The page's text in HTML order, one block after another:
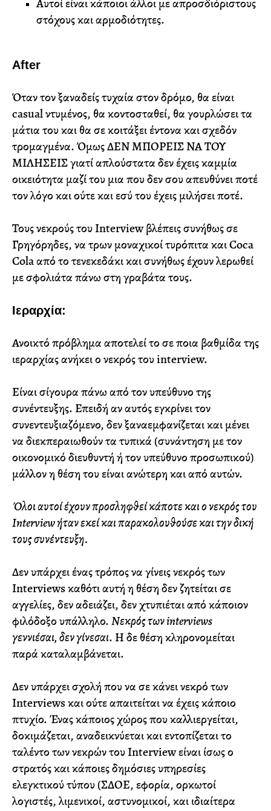
Αυτοί είναι κάποιοι άλλοι με απροσδιόριστους
στόχους και αρμοδιότητες.
After
Όταν τον ξαναδείς τυχαία στον δρόμο, θα είναι
casual ντυμένος, θα κοντοσταθεί, θα γουρλώσει τα
μάτια του και θα σε κοιτάξει έντονα και σχεδόν
τρομαγμένα. Όμως ΔΕΝ ΜΠΟΡΕΙΣ ΝΑ ΤΟΥ
ΜΙΛΗΣΕΙΣ γιατί απλούστατα δεν έχεις καμμία
οικειότητα μαζί του μια που δεν σου απευθύνει ποτέ
τον λόγο και ούτε και εσύ του έχεις μιλήσει ποτέ.
Τους νεκρούς του Interview βλέπεις συνήθως σε
Γρηγόρηδες, να τρων μοναχικοί τυρόπιτα και Coca
Cola από το τενεκεδάκι και συνήθως έχουν λερωθεί
με σφολιάτα πάνω στη γραβάτα τους.
Ιεραρχία:
Ανοικτό πρόβλημα αποτελεί το σε ποια βαθμίδα της
ιεραρχίας ανήκει ο νεκρός του interview.
Είναι σίγουρα πάνω από τον υπεύθυνο της
συνέντευξης. Επειδή αν αυτός εγκρίνει τον
συνεντευξιαζόμενο, δεν ξαναεμφανίζεται και μένει
να διεκπεραιωθούν τα τυπικά (συνάντηση με τον
οικονομικό διευθυντή ή τον υπεύθυνο προσωπικού)
μάλλον η θέση του είναι ανώτερη και από αυτών.
Όλοι αυτοί έχουν προσληφθεί κάποτε και ο νεκρός του
Interview ήταν εκεί και παρακολουθούσε και την δική
τους συνέντευξη.
Δεν υπάρχει ένας τρόπος να γίνεις νεκρός των
Interviews καθότι αυτή η θέση δεν ζητείται σε
αγγελίες, δεν αδειάζει, δεν χτυπιέται από κάποιον
φιλόδοξο υπάλληλο. Νεκρός των interviews
γεννιέσαι, δεν γίνεσαι. Η δε θέση κληρονομείται
παρά καταλαμβάνεται.
Δεν υπάρχει σχολή που να σε κάνει νεκρό των
Interviews και ούτε απαιτείται να έχεις κάποιο
πτυχίο. Ένας κάποιος χώρος που καλλιεργείται,
δοκιμάζεται, αναδεικνύεται και εντοπίζεται το
ταλέντο των νεκρών του Interview είναι ίσως ο
στρατός και κάποιες δημόσιες υπηρεσίες
ελεγκτικού τύπου (ΣΔΟΕ, εφορία, ορκωτοί
λογιστές, λιμενικοί, αστυνομικοί, και ιδιαίτερα